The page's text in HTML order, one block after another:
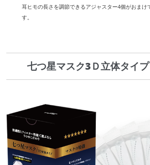
耳ヒモの長さを調節できるアジャスター4個がおまけ
す。
七つ星マスク3Ｄ立体タイ